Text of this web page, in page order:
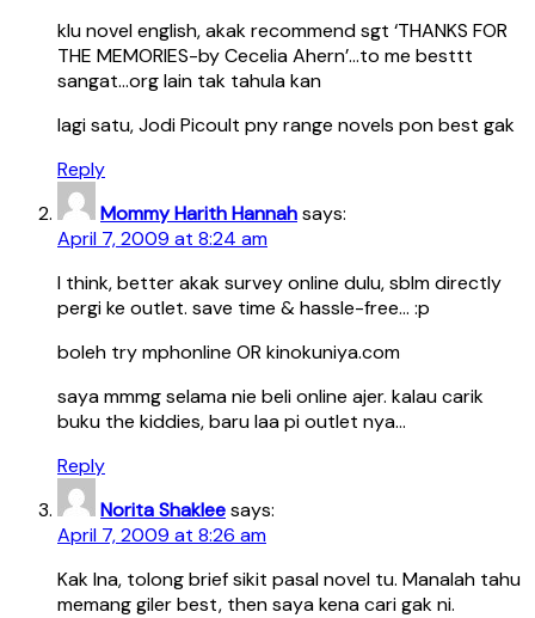
klu novel english, akak recommend sgt ‘THANKS FOR
THE MEMORIES-by Cecelia Ahern’…to me besttt
sangat…org lain tak tahula kan
lagi satu, Jodi Picoult pny range novels pon best gak
Reply
Mommy Harith Hannahsays:
April 7, 2009 at 8:24 am
I think, better akak survey online dulu, sblm directly
pergi ke outlet. save time & hassle-free… :p
boleh try mphonline OR kinokuniya.com
saya mmmg selama nie beli online ajer. kalau carik
buku the kiddies, baru laa pi outlet nya…
Reply
Norita Shakleesays:
April 7, 2009 at 8:26 am
Kak Ina, tolong brief sikit pasal novel tu. Manalah tahu
memang giler best, then saya kena cari gak ni.